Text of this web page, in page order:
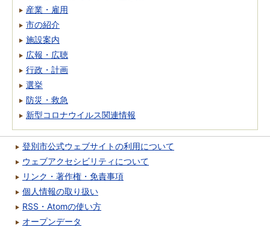
産業・雇用
市の紹介
施設案内
広報・広聴
行政・計画
選挙
防災・救急
新型コロナウイルス関連情報
登別市公式ウェブサイトの利用について
ウェブアクセシビリティについて
リンク・著作権・免責事項
個人情報の取り扱い
RSS・Atomの使い方
オープンデータ